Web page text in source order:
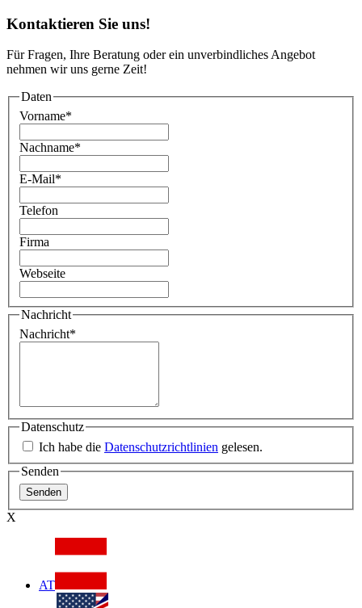
Kontaktieren Sie uns!
Für Fragen, Ihre Beratung oder ein unverbindliches Angebot
nehmen wir uns gerne Zeit!
Daten
Vorname*
Nachname*
E-Mail*
Telefon
Firma
Webseite
Nachricht
Nachricht*
Datenschutz
Ich habe die Datenschutzrichtlinien gelesen.
Senden
X
AT